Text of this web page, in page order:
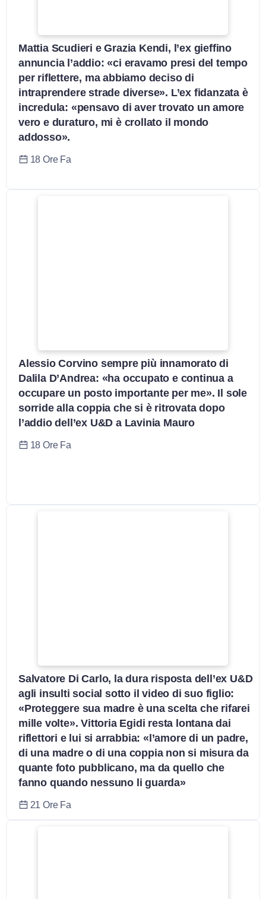
Mattia Scudieri e Grazia Kendi, l’ex gieffino
annuncia l’addio: «ci eravamo presi del tempo
per riflettere, ma abbiamo deciso di
intraprendere strade diverse». L’ex fidanzata è
incredula: «pensavo di aver trovato un amore
vero e duraturo, mi è crollato il mondo
addosso».
18 Ore Fa
Alessio Corvino sempre più innamorato di
Dalila D’Andrea: «ha occupato e continua a
occupare un posto importante per me». Il sole
sorride alla coppia che si è ritrovata dopo
l’addio dell’ex U&D a Lavinia Mauro
18 Ore Fa
Salvatore Di Carlo, la dura risposta dell’ex U&D
agli insulti social sotto il video di suo figlio:
«Proteggere sua madre è una scelta che rifarei
mille volte». Vittoria Egidi resta lontana dai
riflettori e lui si arrabbia: «l’amore di un padre,
di una madre o di una coppia non si misura da
quante foto pubblicano, ma da quello che
fanno quando nessuno li guarda»
21 Ore Fa